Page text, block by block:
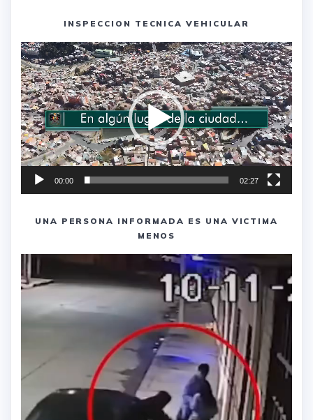
INSPECCION TECNICA VEHICULAR
Reproductor
de
vídeo
00:00 02:27
UNA PERSONA INFORMADA ES UNA VICTIMA
MENOS
Reproductor
de
vídeo